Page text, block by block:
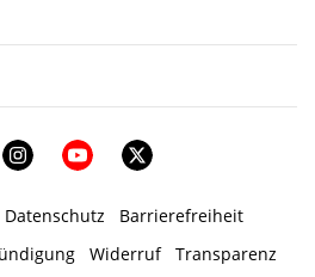
Datenschutz
Barrierefreiheit
Widerruf Transparenz